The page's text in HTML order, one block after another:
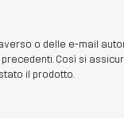
o delle e-mail
Così si
il prodotto.